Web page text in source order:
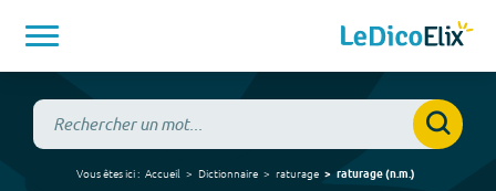
Vous êtes ici : Accueil Dictionnaire raturage raturage(n.m.)